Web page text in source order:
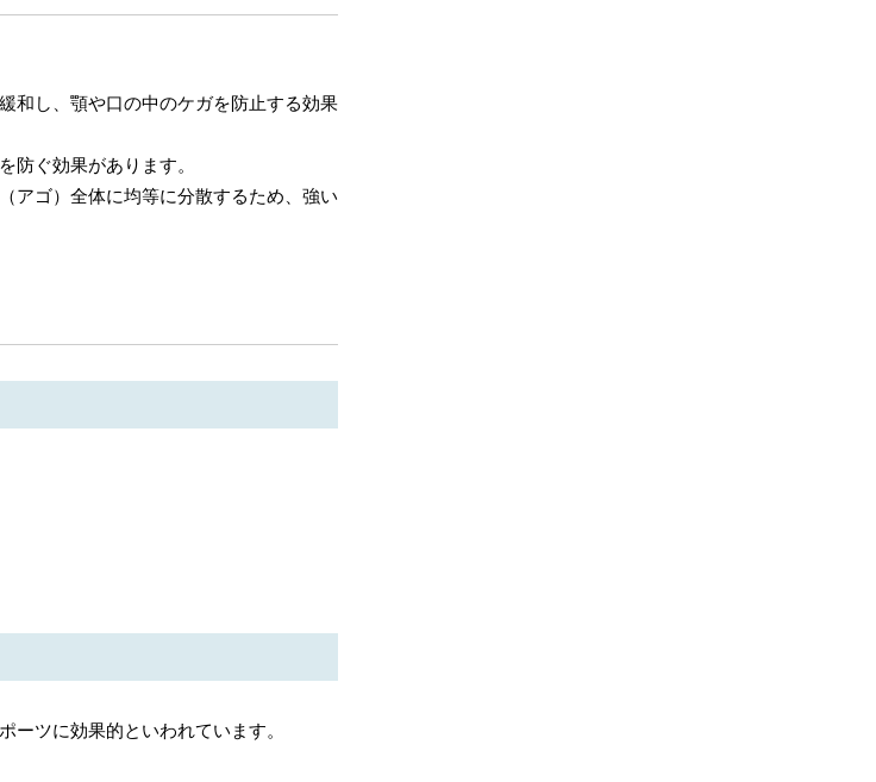
和し、顎や口の中のケガを防止する効果
防ぐ効果があります。
アゴ）全体に均等に分散するため、強い
ツに効果的といわれています。